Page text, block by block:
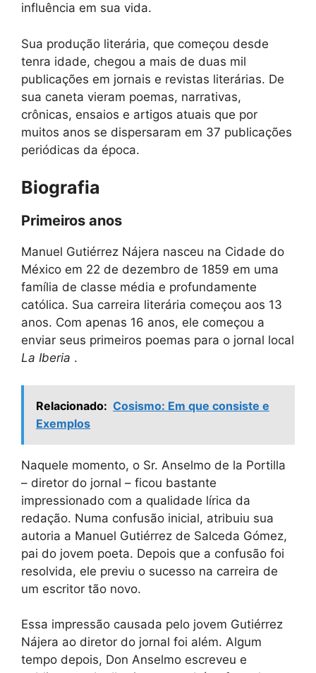
influência em sua vida.
Sua produção literária, que começou desde
tenra idade, chegou a mais de duas mil
publicações em jornais e revistas literárias. De
sua caneta vieram poemas, narrativas,
crônicas, ensaios e artigos atuais que por
muitos anos se dispersaram em 37 publicações
periódicas da época.
Biografia
Primeiros anos
Manuel Gutiérrez Nájera nasceu na Cidade do
México em 22 de dezembro de 1859 em uma
família de classe média e profundamente
católica. Sua carreira literária começou aos 13
anos. Com apenas 16 anos, ele começou a
enviar seus primeiros poemas para o jornal local
La Iberia .
Relacionado: Cosismo: Em que consiste e
Exemplos
Naquele momento, o Sr. Anselmo de la Portilla
– diretor do jornal – ficou bastante
impressionado com a qualidade lírica da
redação. Numa confusão inicial, atribuiu sua
autoria a Manuel Gutiérrez de Salceda Gómez,
pai do jovem poeta. Depois que a confusão foi
resolvida, ele previu o sucesso na carreira de
um escritor tão novo.
Essa impressão causada pelo jovem Gutiérrez
Nájera ao diretor do jornal foi além. Algum
tempo depois, Don Anselmo escreveu e